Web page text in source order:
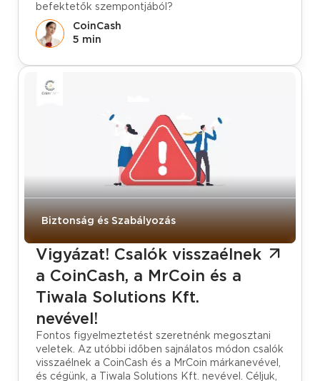
befektetők szempontjából?
CoinCash
5 min
Biztonság és Szabályozás
Vigyázat! Csalók visszaélnek
a CoinCash, a MrCoin és a
Tiwala Solutions Kft.
nevével!
Fontos figyelmeztetést szeretnénk megosztani
veletek. Az utóbbi időben sajnálatos módon csalók
visszaélnek a CoinCash és a MrCoin márkanevével,
és cégünk, a Tiwala Solutions Kft. nevével. Céljuk,